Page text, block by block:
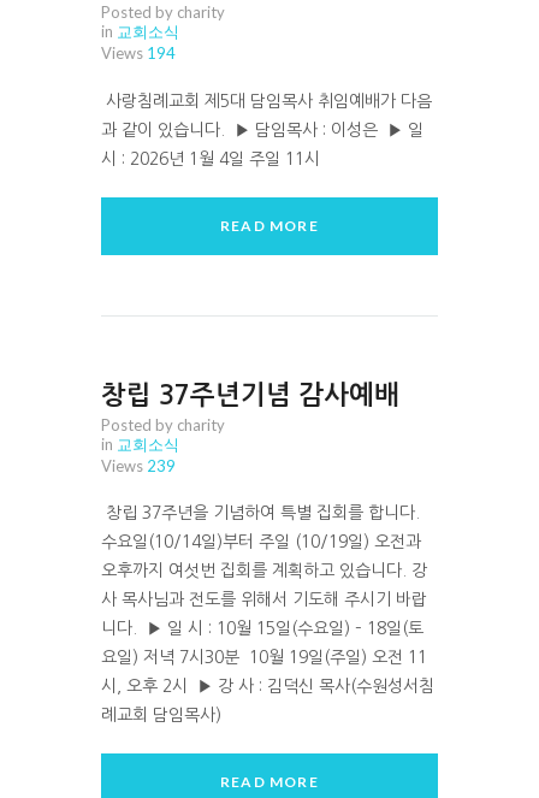
Posted by charity
in 교회소식
Views 194
사랑침례교회 제5대 담임목사 취임예배가 다음
과 같이 있습니다. ▶ 담임목사 : 이성은 ▶ 일
시 : 2026년 1월 4일 주일 11시
READ MORE
창립 37주년기념 감사예배
Posted by charity
in 교회소식
Views 239
창립 37주년을 기념하여 특별 집회를 합니다.
수요일(10/14일)부터 주일 (10/19일) 오전과
오후까지 여섯번 집회를 계획하고 있습니다. 강
사 목사님과 전도를 위해서 기도해 주시기 바랍
니다. ▶ 일 시 : 10월 15일(수요일) – 18일(토
요일) 저녁 7시30분 10월 19일(주일) 오전 11
시, 오후 2시 ▶ 강 사 : 김덕신 목사(수원성서침
례교회 담임목사)
READ MORE